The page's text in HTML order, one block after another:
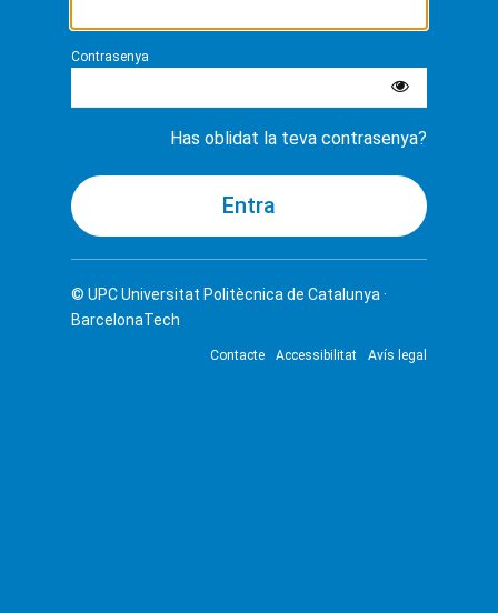
Contrasenya
Has oblidat la teva contrasenya?
© UPCUniversitat Politècnica de Catalunya ·
BarcelonaTech
Contacte Accessibilitat Avís legal